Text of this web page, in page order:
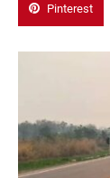
Pinterest